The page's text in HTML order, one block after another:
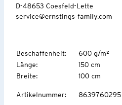
D-48653 Coesfeld-Lette
service@ernstings-family.com
Beschaffenheit:
600 g/m²
Länge:
150 cm
Breite: 100 cm
Artikelnummer: 8639760295